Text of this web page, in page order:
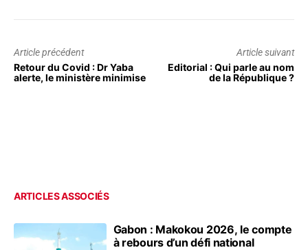
Article précédent
Retour du Covid : Dr Yaba
alerte, le ministère minimise
Article suivant
Editorial : Qui parle au nom
de la République ?
ARTICLES ASSOCIÉS
Gabon : Makokou 2026, le compte
à rebours d’un défi national